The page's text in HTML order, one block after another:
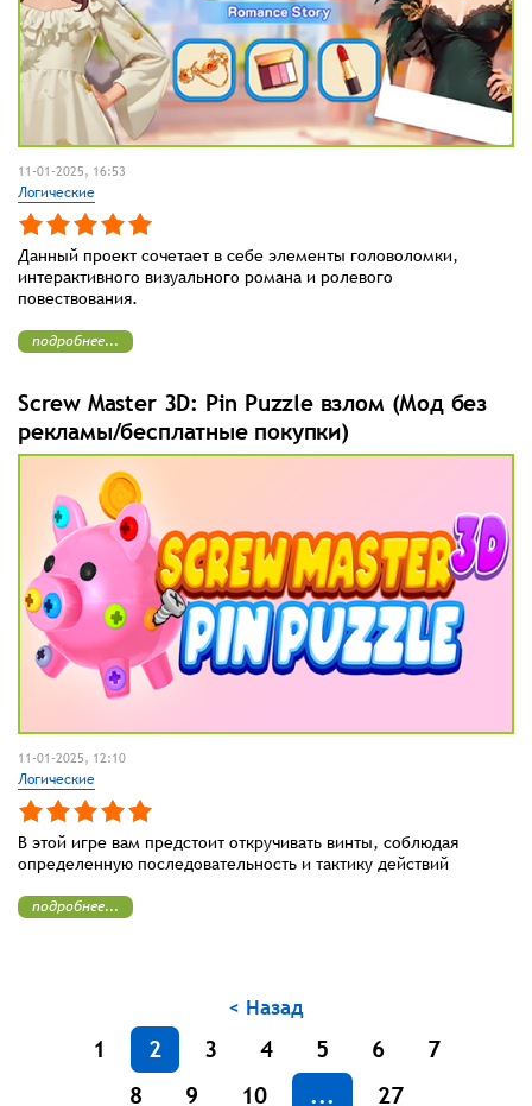
11-01-2025, 16:53
Логические
Данный проект сочетает в себе элементы головоломки,
интерактивного визуального романа и ролевого
повествования.
подробнее...
11-01-2025, 12:10
Screw Master 3D: Pin Puzzle взлом (Мод без
рекламы/бесплатные покупки)
Логические
В этой игре вам предстоит откручивать винты, соблюдая
определенную последовательность и тактику действий
подробнее...
< Назад
1 2 3 4 5 6
7
8
9 10 ... 27